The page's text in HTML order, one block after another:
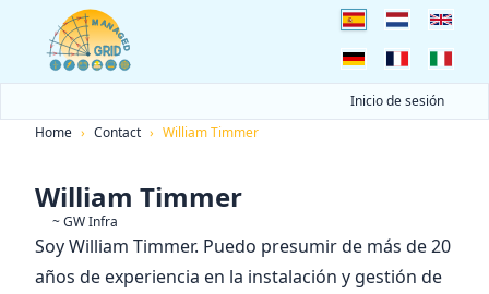
Inicio de sesión
Home › Contact › William Timmer
William Timmer
~ GW Infra
Soy William Timmer. Puedo presumir de más de 20
años de experiencia en la instalación y gestión de